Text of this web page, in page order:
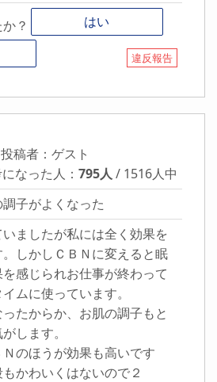
？
はい
違反報告
投稿者：ゲスト
なった人：795人 / 1516人中
子がよくなった
ましたが私には全く効果を
しかしＣＢＮに変えると眠
感じられお仕事が終わって
ムに使っています。
たからか、お肌の調子もと
します。
のほうが効果も高いです
かわいくはないので２